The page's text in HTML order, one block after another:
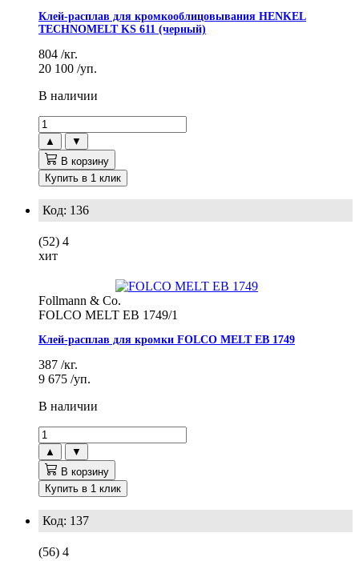
Клей-расплав для кромкооблицовывания HENKEL
TECHNOMELT KS 611 (черный)
804 /кг.
20 100 /уп.
В наличии
▲
▼
В корзину
Купить в 1 клик
Код: 136
(52) 4
хит
Follmann & Co.
FOLCO MELT EB 1749/1
Клей-расплав для кромки FOLCO MELT EB 1749
387 /кг.
9 675 /уп.
В наличии
▲
▼
В корзину
Купить в 1 клик
Код: 137
(56) 4